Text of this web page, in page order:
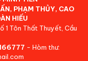
PHẠM THỦY, CAO
HIẾU
1 Tôn Thất Thuyết, Cầu
- Hòm thư: